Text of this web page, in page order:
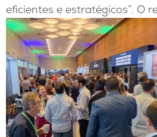
eficientes e estratégicos”. O